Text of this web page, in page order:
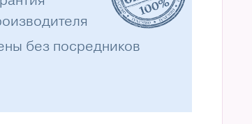
без посредников